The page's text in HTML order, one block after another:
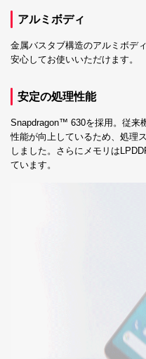
アルミボディ
金属バスタブ構造のアルミボデ
安心してお使いいただけます。
安定の処理性能
Snapdragon™ 630を採用。従来
性能が向上しているため、処理
しました。さらにメモリは
ています。